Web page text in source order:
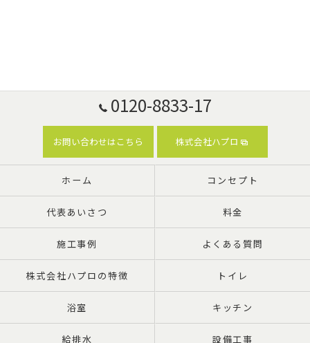
0120-8833-17
お問い合わせはこちら 株式会社ハプロ
ホーム コンセプト
代表あいさつ 料金
施工事例 よくある質問
株式会社ハプロの特徴 トイレ
浴室 キッチン
給排水 設備工事